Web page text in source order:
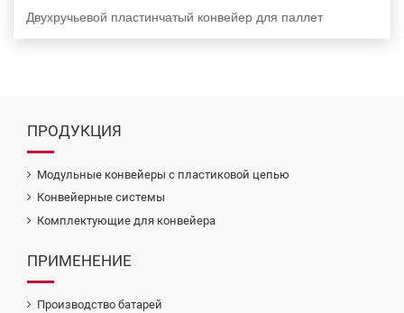
Двухручьевой пластинчатый конвейер для паллет
ПРОДУКЦИЯ
Модульные конвейеры с пластиковой цепью
Конвейерные системы
Комплектующие для конвейера
ПРИМЕНЕНИЕ
Производство батарей